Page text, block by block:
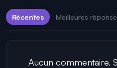
Récentes Meilleures
Aucun commentaire.